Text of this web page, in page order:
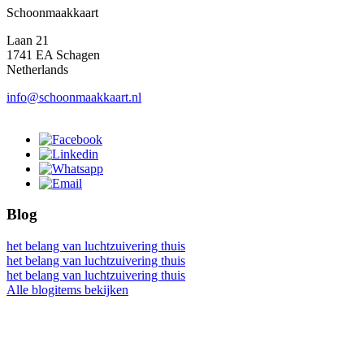
Schoonmaakkaart
Laan 21
1741 EA Schagen
Netherlands
info@schoonmaakkaart.nl
Blog
het belang van luchtzuivering thuis
het belang van luchtzuivering thuis
het belang van luchtzuivering thuis
Alle blogitems bekijken